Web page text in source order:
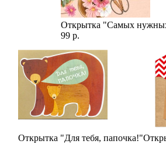
Открытка "Самых
99 р.
Открытка "Для тебя, папочка!"